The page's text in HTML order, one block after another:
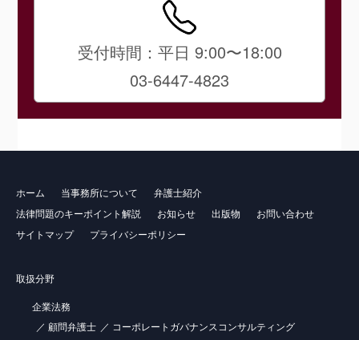
受付時間：平日 9:00〜18:00
03-6447-4823
ホーム 当事務所について
弁護士紹介
法律問題のキーポイント解説
お知らせ 出版物
お問い合わせ
サイトマップ
プライバシーポリシー
取扱分野
企業法務
顧問弁護士
コーポレートガバナンスコンサルティング